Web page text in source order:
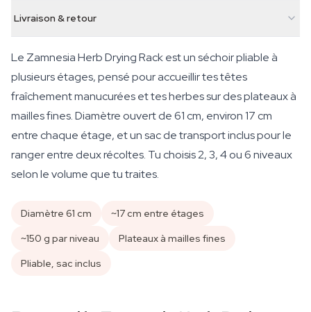
Livraison & retour
Le Zamnesia Herb Drying Rack est un séchoir pliable à
plusieurs étages, pensé pour accueillir tes têtes
fraîchement manucurées et tes herbes sur des plateaux à
mailles fines. Diamètre ouvert de 61 cm, environ 17 cm
entre chaque étage, et un sac de transport inclus pour le
ranger entre deux récoltes. Tu choisis 2, 3, 4 ou 6 niveaux
selon le volume que tu traites.
Diamètre 61 cm
~17 cm entre étages
~150 g par niveau
Plateaux à mailles fines
Pliable, sac inclus